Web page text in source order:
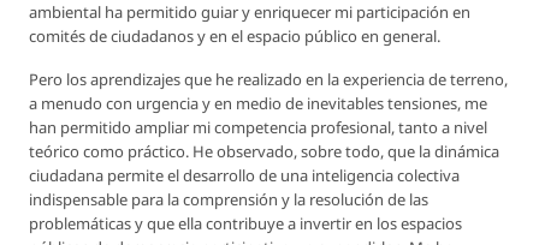
ambiental ha permitido guiar y enriquecer mi participación en
comités de ciudadanos y en el espacio público en general.
Pero los aprendizajes que he realizado en la experiencia de terreno,
a menudo con urgencia y en medio de inevitables tensiones, me
han permitido ampliar mi competencia profesional, tanto a nivel
teórico como práctico. He observado, sobre todo, que la dinámica
ciudadana permite el desarrollo de una inteligencia colectiva
indispensable para la comprensión y la resolución de las
problemáticas y que ella contribuye a invertir en los espacios